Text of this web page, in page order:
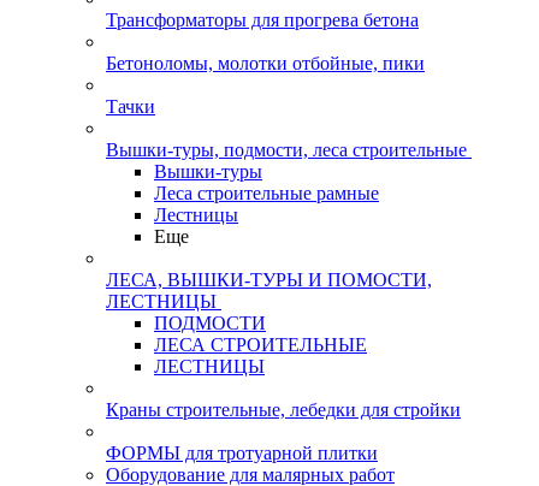
Трансформаторы для прогрева бетона
Бетоноломы, молотки отбойные, пики
Тачки
Вышки-туры, подмости, леса строительные
Вышки-туры
Леса строительные рамные
Лестницы
Еще
ЛЕСА, ВЫШКИ-ТУРЫ И ПОМОСТИ,
ЛЕСТНИЦЫ
ПОДМОСТИ
ЛЕСА СТРОИТЕЛЬНЫЕ
ЛЕСТНИЦЫ
Краны строительные, лебедки для стройки
ФОРМЫ для тротуарной плитки
Оборудование для малярных работ